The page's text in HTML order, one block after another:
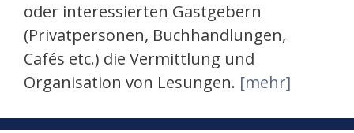
oder interessierten Gastgebern
(Privatpersonen, Buchhandlungen,
Cafés etc.) die Vermittlung und
Organisation von Lesungen. [mehr]